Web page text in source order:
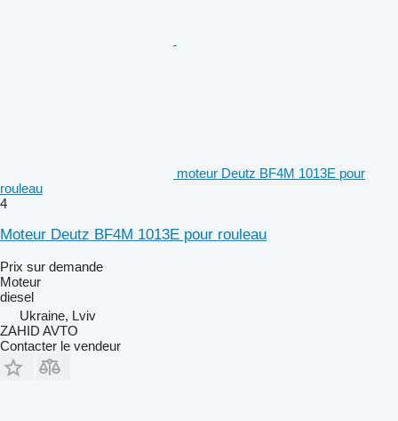
moteur Deutz BF4M 1013E pour
rouleau
4
Moteur Deutz BF4M 1013E pour rouleau
Prix sur demande
Moteur
diesel
Ukraine, Lviv
ZAHID AVTO
Contacter le vendeur